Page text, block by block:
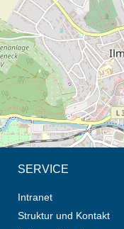
SERVICE
Intranet
Struktur und Kontakt